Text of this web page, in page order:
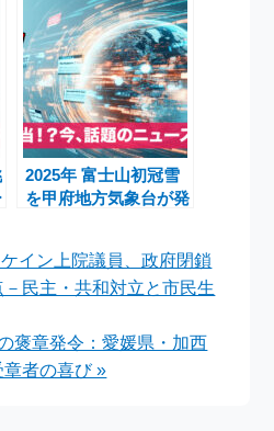
「新しい朝をつく
れ。」第3話公開｜朝
日新聞社公式ブランド
コンテンツ
2025年 富士山初冠雪
を甲府地方気象台が発
イン上院議員、政府閉鎖
民主・共和対立と市民生
褒章発令：愛媛県・加西
者の喜び »